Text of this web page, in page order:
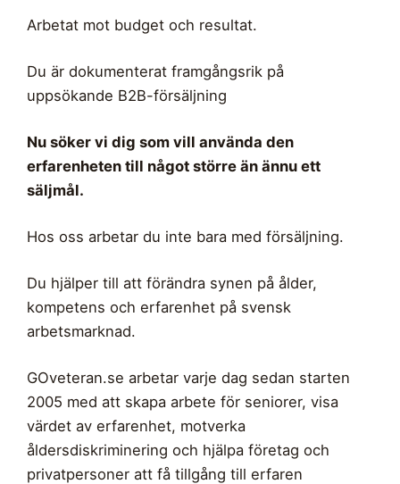
Arbetat mot budget och resultat.
Du är dokumenterat framgångsrik på
uppsökande B2B-försäljning
Nu söker vi dig som vill använda den
erfarenheten till något större än ännu ett
säljmål.
Hos oss arbetar du inte bara med försäljning.
Du hjälper till att förändra synen på ålder,
kompetens och erfarenhet på svensk
arbetsmarknad.
GOveteran.se arbetar varje dag sedan starten
2005 med att skapa arbete för seniorer, visa
värdet av erfarenhet, motverka
åldersdiskriminering och hjälpa företag och
privatpersoner att få tillgång till erfaren